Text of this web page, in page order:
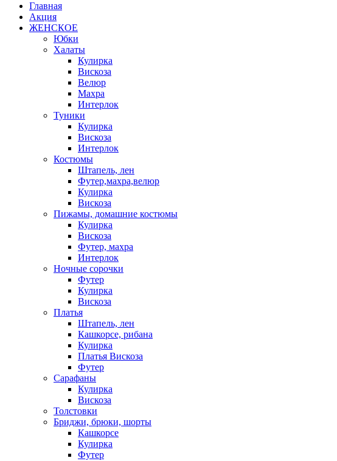
Главная
Акция
ЖЕНСКОЕ
Юбки
Халаты
Кулирка
Вискоза
Велюр
Махра
Интерлок
Туники
Кулирка
Вискоза
Интерлок
Костюмы
Штапель, лен
Футер,махра,велюр
Кулирка
Вискоза
Пижамы, домашние костюмы
Кулирка
Вискоза
Футер, махра
Интерлок
Ночные сорочки
Футер
Кулирка
Вискоза
Платья
Штапель, лен
Кашкорсе, рибана
Кулирка
Платья Вискоза
Футер
Сарафаны
Кулирка
Вискоза
Толстовки
Бриджи, брюки, шорты
Кашкорсе
Кулирка
Футер